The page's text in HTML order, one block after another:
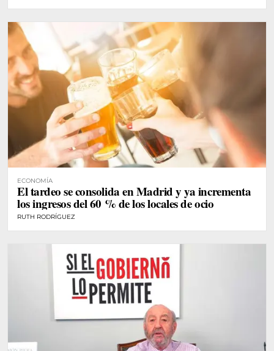
ECONOMÍA
El tardeo se consolida en Madrid y ya incrementa
los ingresos del 60 % de los locales de ocio
RUTH RODRÍGUEZ